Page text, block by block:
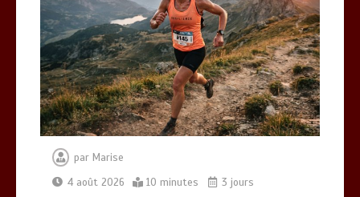
par Marise
4 août 2026
10 minutes 3 jours